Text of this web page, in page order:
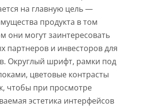
на главную цель —
продукта в том
они могут заинтересовать
партнеров и инвесторов для
Округлый шрифт, рамки под
цветовые контрасты
чтобы при просмотре
эстетика интерфейсов